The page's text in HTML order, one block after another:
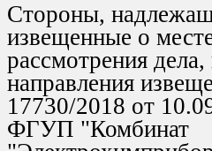
Стороны,
извещенные о
рассмотрения
направления
17730/2018 от
ФГУП "Комбинат